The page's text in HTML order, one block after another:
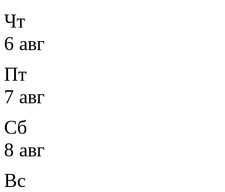
Чт
6 авг
Пт
7 авг
Сб
8 авг
Вс